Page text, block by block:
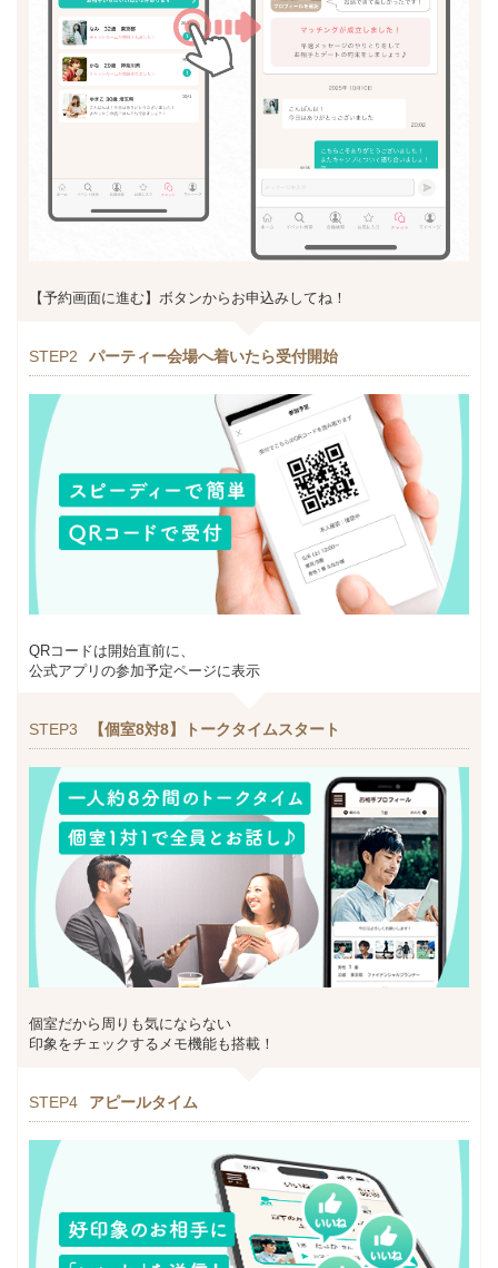
【予約画面に進む】ボタンからお申込みしてね！
STEP2 パーティー会場へ着いたら受付開始
QRコードは開始直前に、
公式アプリの参加予定ページに表示
STEP3 【個室8対8】トークタイムスタート
個室だから周りも気にならない
印象をチェックするメモ機能も搭載！
STEP4 アピールタイム